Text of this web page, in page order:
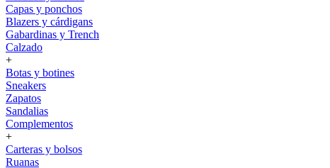
Capas y ponchos
Blazers y cárdigans
Gabardinas y Trench
Calzado
+
Botas y botines
Sneakers
Zapatos
Sandalias
Complementos
+
Carteras y bolsos
Ruanas